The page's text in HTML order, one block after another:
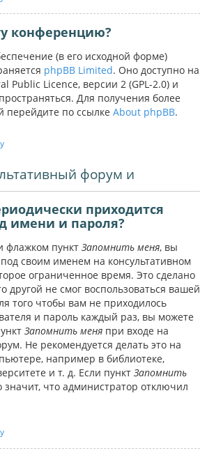
конференцию?
(в его исходной форме)
phpBB Limited. Оно доступно на
Public Licence, версии 2 (GPL-2.0) и
Для получения более
перейдите по ссылке About phpBB.
форум и
приходится
имени и пароля?
флажком пункт Запомнить меня, вы
своим именем на консультативном
ограниченное время. Это сделано
другой не смог воспользоваться вашей
того чтобы вам не приходилось
и пароль каждый раз, вы можете
Запомнить меня при входе на
Не рекомендуется делать это на
например в библиотеке,
и т. д. Если пункт Запомнить
значит, что администратор отключил